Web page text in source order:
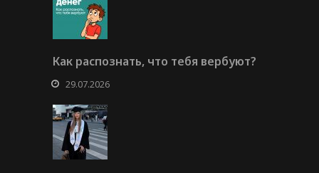
Как распознать, что тебя вербуют?
29.07.2026